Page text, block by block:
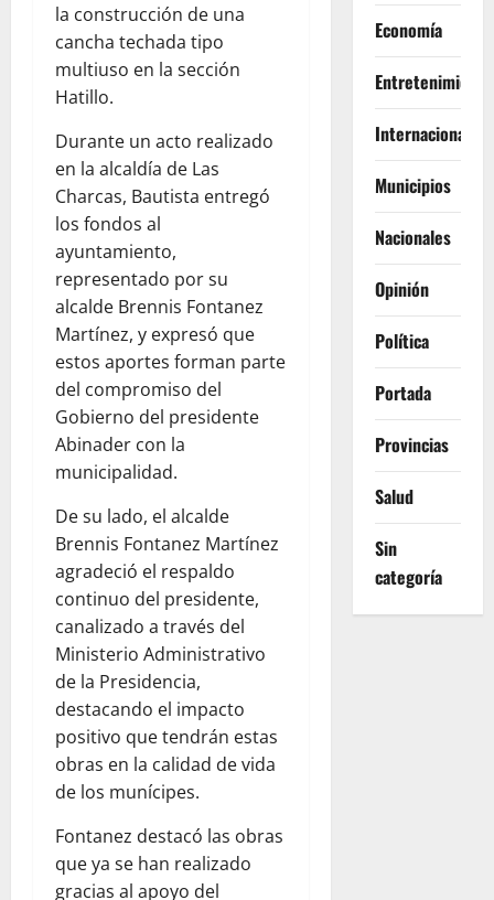
la construcción de una
cancha techada tipo
multiuso en la sección
Hatillo.
Durante un acto realizado
en la alcaldía de Las
Charcas, Bautista entregó
los fondos al
ayuntamiento,
representado por su
alcalde Brennis Fontanez
Martínez, y expresó que
estos aportes forman parte
del compromiso del
Gobierno del presidente
Abinader con la
municipalidad.
De su lado, el alcalde
Brennis Fontanez Martínez
agradeció el respaldo
continuo del presidente,
canalizado a través del
Ministerio Administrativo
de la Presidencia,
destacando el impacto
positivo que tendrán estas
obras en la calidad de vida
de los munícipes.
Fontanez destacó las obras
que ya se han realizado
gracias al apoyo del
Economía
Entretenimiento
Internacionales
Municipios
Nacionales
Opinión
Política
Portada
Provincias
Salud
Sin
categoría